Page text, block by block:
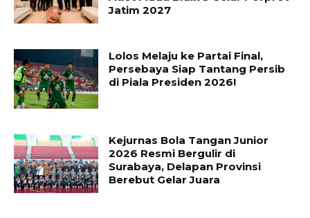
Jatim 2027
Lolos Melaju ke Partai Final,
Persebaya Siap Tantang Persib
di Piala Presiden 2026!
Kejurnas Bola Tangan Junior
2026 Resmi Bergulir di
Surabaya, Delapan Provinsi
Berebut Gelar Juara